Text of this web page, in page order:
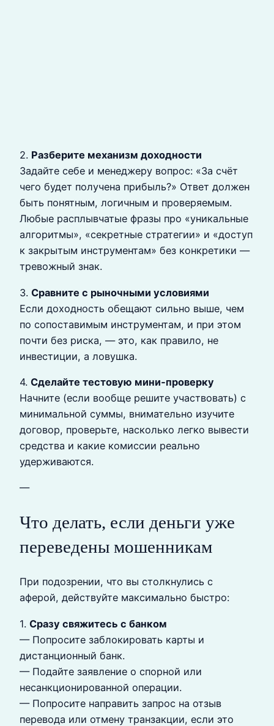
2. Разберите механизм доходности
Задайте себе и менеджеру вопрос: «За счёт
чего будет получена прибыль?» Ответ должен
быть понятным, логичным и проверяемым.
Любые расплывчатые фразы про «уникальные
алгоритмы», «секретные стратегии» и «доступ
к закрытым инструментам» без конкретики —
тревожный знак.
3. Сравните с рыночными условиями
Если доходность обещают сильно выше, чем
по сопоставимым инструментам, и при этом
почти без риска, — это, как правило, не
инвестиции, а ловушка.
4. Сделайте тестовую мини‑проверку
Начните (если вообще решите участвовать) с
минимальной суммы, внимательно изучите
договор, проверьте, насколько легко вывести
средства и какие комиссии реально
удерживаются.
—
Что делать, если деньги уже
переведены мошенникам
При подозрении, что вы столкнулись с
аферой, действуйте максимально быстро:
1. Сразу свяжитесь с банком
— Попросите заблокировать карты и
дистанционный банк.
— Подайте заявление о спорной или
несанкционированной операции.
— Попросите направить запрос на отзыв
перевода или отмену транзакции, если это